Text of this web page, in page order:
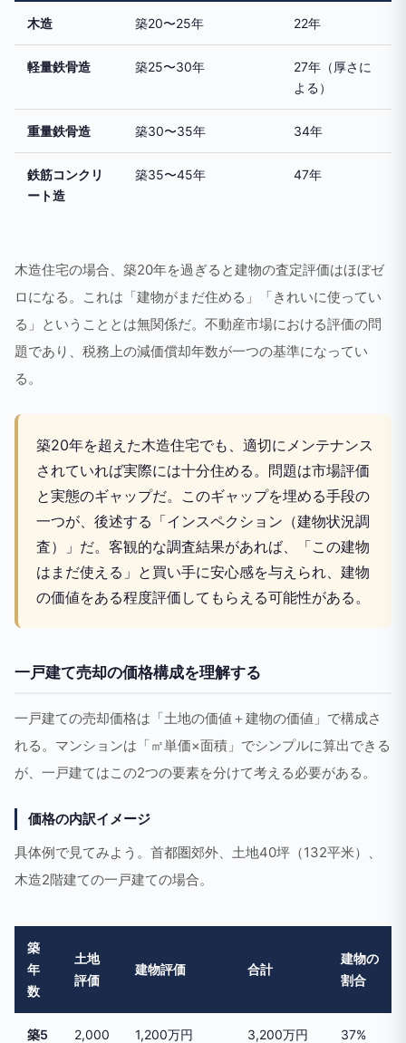
木造 築20〜25年 22年
軽量鉄骨造 築25〜30年
27年（厚さに
よる）
重量鉄骨造 築30〜35年 34年
鉄筋コンクリ
ート造
築35〜45年 47年
木造住宅の場合、築20年を過ぎると建物の査定評価はほぼゼ
ロになる。これは「建物がまだ住める」「きれいに使ってい
る」ということとは無関係だ。不動産市場における評価の問
題であり、税務上の減価償却年数が一つの基準になってい
る。
築20年を超えた木造住宅でも、適切にメンテナンス
されていれば実際には十分住める。問題は市場評価
と実態のギャップだ。このギャップを埋める手段の
一つが、後述する「インスペクション（建物状況調
査）」だ。客観的な調査結果があれば、「この建物
はまだ使える」と買い手に安心感を与えられ、建物
の価値をある程度評価してもらえる可能性がある。
一戸建て売却の価格構成を理解する
一戸建ての売却価格は「土地の価値＋建物の価値」で構成さ
れる。マンションは「㎡単価×面積」でシンプルに算出できる
が、一戸建てはこの2つの要素を分けて考える必要がある。
価格の内訳イメージ
具体例で見てみよう。首都圏郊外、土地40坪（132平米）、
木造2階建ての一戸建ての場合。
築
年
数
土地
評価
建物評価 合計
建物の
割合
築5
2,000
1,200万円 3,200万円 37%